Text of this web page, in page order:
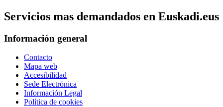
Servicios mas demandados en Euskadi.eus
Información general
Contacto
Mapa web
Accesibilidad
Sede Electrónica
Información Legal
Política de cookies